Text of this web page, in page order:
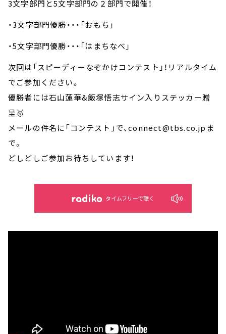
3文字部門と5文字部門の２部門で開催！
・3文字部門優勝・・・「おもち」
・5文字部門優勝・・・「はまちなべ」
次回は「スピーディーなぞかけコンテスト」！リアルタイム
でご参加ください。
優勝者には石山蓮華&飯塚悟志サイン入りステッカー贈
呈🥇
メールの件名に「コンテスト」で、connect@tbs.co.jpま
で。
どしどしご参加お待ちしています！
タイムフリーで聴く